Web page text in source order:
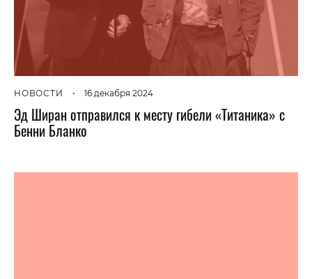
НОВОСТИ • 16 декабря 2024
Эд Ширан отправился к месту гибели «Титаника» с
Бенни Бланко